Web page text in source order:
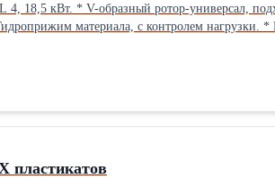
* Ширина рабочей части
материала, с контролем нагрузки.
Все узлы и агрегаты заводские.
пластикатов